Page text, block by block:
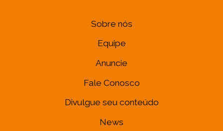
Sobre nós
Equipe
Anuncie
Fale Conosco
Divulgue seu conteúdo
News